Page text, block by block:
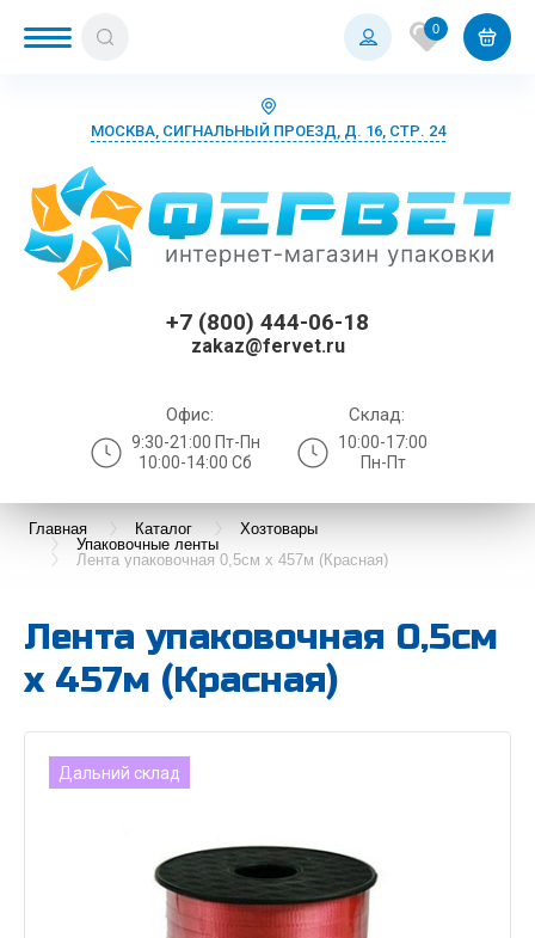
0
МОСКВА, СИГНАЛЬНЫЙ ПРОЕЗД, Д. 16, СТР. 24
+7 (800) 444-06-18
zakaz@fervet.ru
Офис:
9:30-21:00 Пт-Пн
10:00-14:00 Сб
Склад:
10:00-17:00
Пн-Пт
Главная Каталог
Хозтовары
Упаковочные ленты
Лента упаковочная 0,5см х 457м (Красная)
Лента упаковочная 0,5см
х 457м (Красная)
Дальний склад